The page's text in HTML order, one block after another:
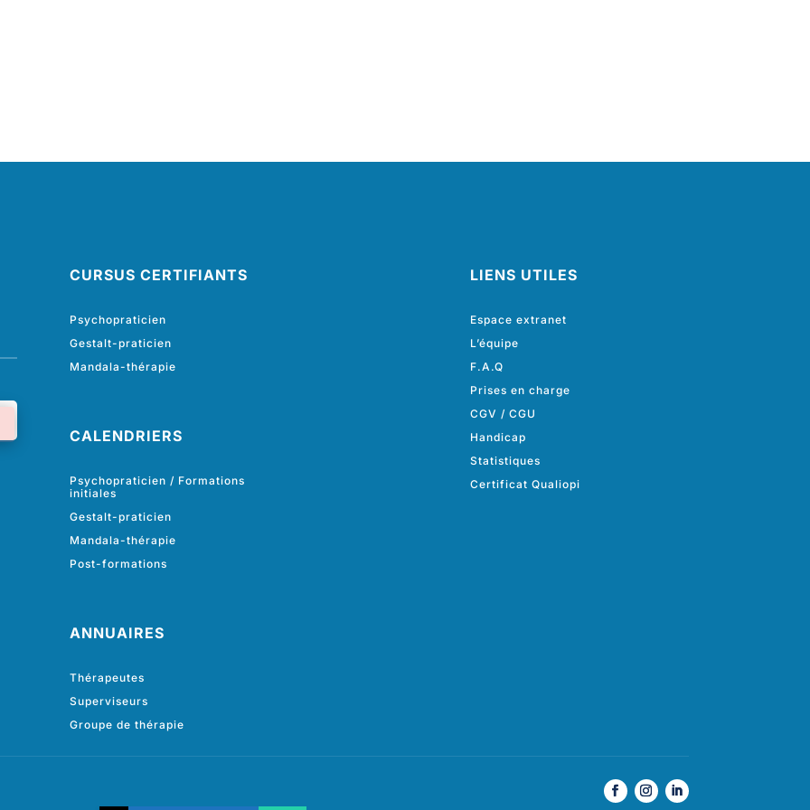
CURSUS CERTIFIANTS
Psychopraticien
Gestalt-praticien
Mandala-thérapie
CALENDRIERS
Psychopraticien / Formations
initiales
Gestalt-praticien
Mandala-thérapie
Post-formations
ANNUAIRES
Thérapeutes
Superviseurs
Groupe de thérapie
LIENS UTILES
Espace extranet
L’équipe
F.A.Q
Prises en charge
CGV /CGU
Handicap
Statistiques
Certificat Qualiopi